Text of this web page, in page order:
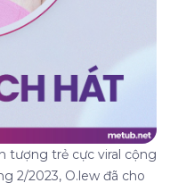
tượng trẻ cực viral cộng
2/2023, O.lew đã cho